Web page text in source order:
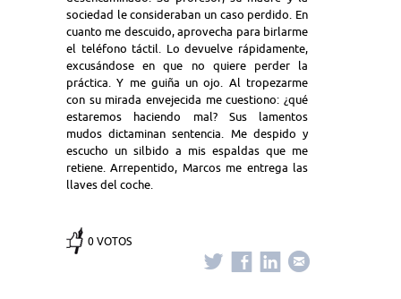
sociedad le consideraban un caso perdido. En
cuanto me descuido, aprovecha para birlarme
el teléfono táctil. Lo devuelve rápidamente,
excusándose en que no quiere perder la
práctica. Y me guiña un ojo. Al tropezarme
con su mirada envejecida me cuestiono: ¿qué
estaremos haciendo mal? Sus lamentos
mudos dictaminan sentencia. Me despido y
escucho un silbido a mis espaldas que me
retiene. Arrepentido, Marcos me entrega las
llaves del coche.
0 VOTOS